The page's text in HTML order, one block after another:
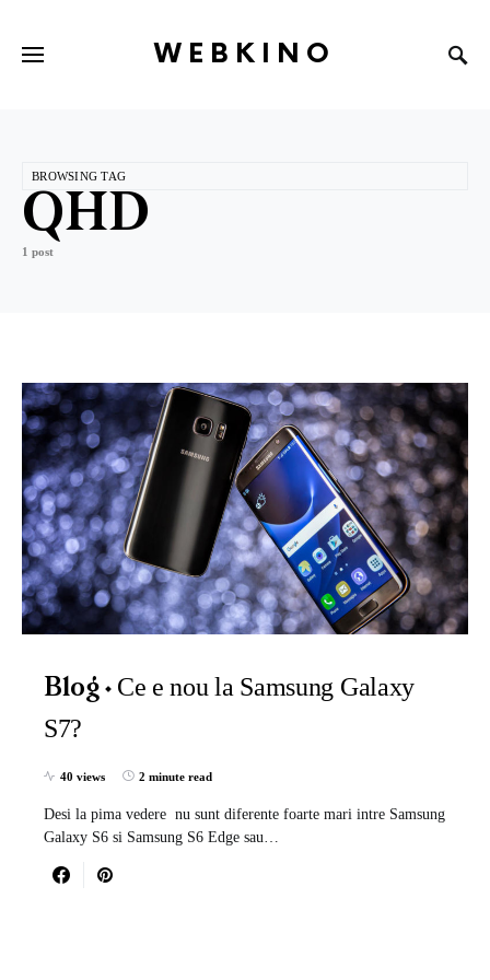
WEBKINO
BROWSING TAG
QHD
1 post
Blog
Ce e nou la Samsung Galaxy
S7?
40 views 2 minute read
Desi la pima vedere nu sunt diferente foarte mari intre Samsung
Galaxy S6 si Samsung S6 Edge sau…